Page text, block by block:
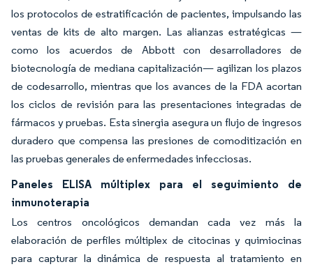
los protocolos de estratificación de pacientes, impulsando las
ventas de kits de alto margen. Las alianzas estratégicas —
como los acuerdos de Abbott con desarrolladores de
biotecnología de mediana capitalización— agilizan los plazos
de codesarrollo, mientras que los avances de la FDA acortan
los ciclos de revisión para las presentaciones integradas de
fármacos y pruebas. Esta sinergia asegura un flujo de ingresos
duradero que compensa las presiones de comoditización en
las pruebas generales de enfermedades infecciosas.
Paneles ELISA múltiplex para el seguimiento de
inmunoterapia
Los centros oncológicos demandan cada vez más la
elaboración de perfiles múltiplex de citocinas y quimiocinas
para capturar la dinámica de respuesta al tratamiento en